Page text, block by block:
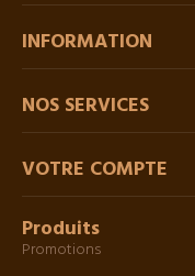
INFORMATION
NOS SERVICES
VOTRE COMPTE
Produits
Promotions